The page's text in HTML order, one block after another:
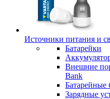
Источники питания и
Батарейки
Внешние
Bank
Батарейные
Зарядные